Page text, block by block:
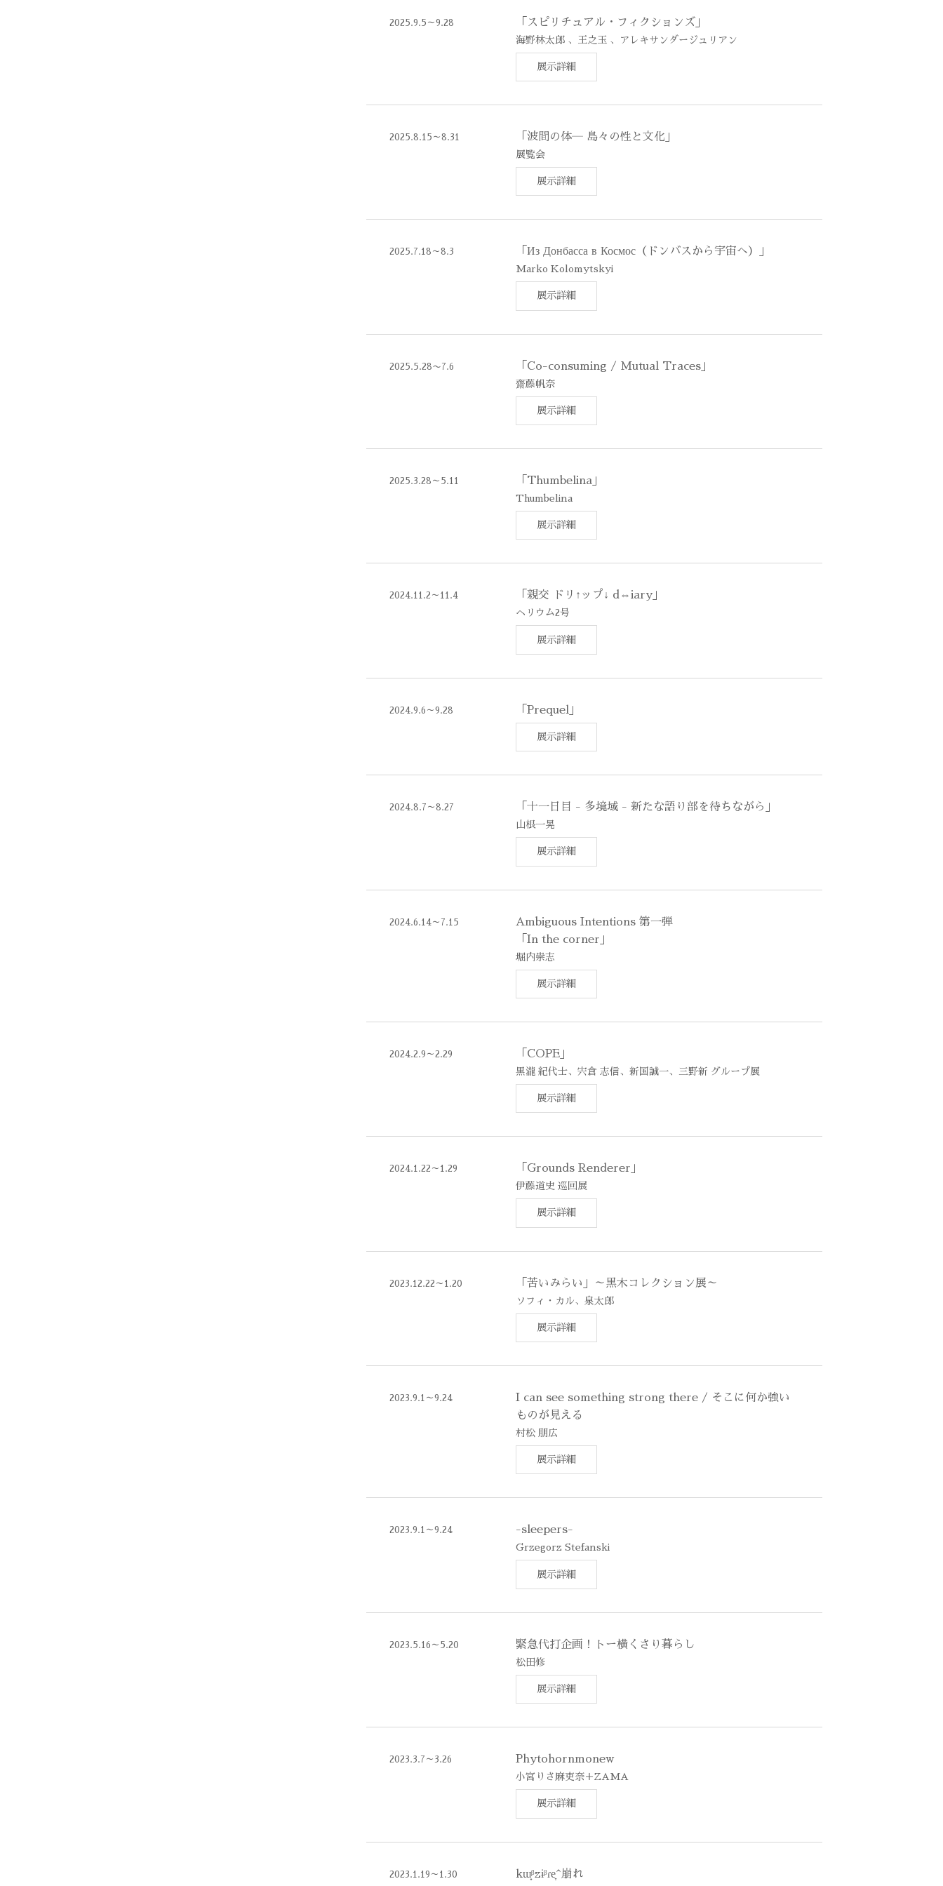
2025.9.5～9.28 「スピリチュアル・フィクションズ」
海野林太郎 、王之玉 、アレキサンダージュリアン
展示詳細
2025.8.15～8.31 「波間の体― 島々の性と文化」
展覧会
展示詳細
2025.7.18～8.3 「Из Донбасса в Космос（ドンバスから宇宙へ）」
Marko Kolomytskyi
展示詳細
2025.5.28〜7.6 「Co-consuming / Mutual Traces」
齋藤帆奈
展示詳細
2025.3.28～5.11 「Thumbelina」
Thumbelina
展示詳細
2024.11.2～11.4 「親交 ドリ↑ップ↓ d⇔iary」
ヘリウム2号
展示詳細
2024.9.6～9.28 「Prequel」
展示詳細
2024.8.7～8.27 「十一日目 - 多境域 - 新たな語り部を待ちながら」
山根一晃
展示詳細
2024.6.14～7.15
Ambiguous Intentions 第一弾
「In the corner」
堀内崇志
展示詳細
2024.2.9～2.29 「COPE」
黒瀧 紀代士、宍倉 志信、新国誠一、三野新 グループ展
展示詳細
2024.1.22～1.29 「Grounds Renderer」
伊藤道史 巡回展
展示詳細
2023.12.22～1.20 「苦いみらい」～黒木コレクション展～
ソフィ・カル、泉太郎
展示詳細
2023.9.1～9.24
I can see something strong there / そこに何か強い
ものが見える
村松 朋広
展示詳細
2023.9.1～9.24 -sleepers-
Grzegorz Stefanski
展示詳細
2023.5.16～5.20 緊急代打企画！トー横くさり暮らし
松田修
展示詳細
2023.3.7～3.26 Phytohornmonew
小宮りさ麻吏奈＋ZAMA
展示詳細
2023.1.19～1.30 kɯ̟ᵝzɨᵝɾe̞^崩れ